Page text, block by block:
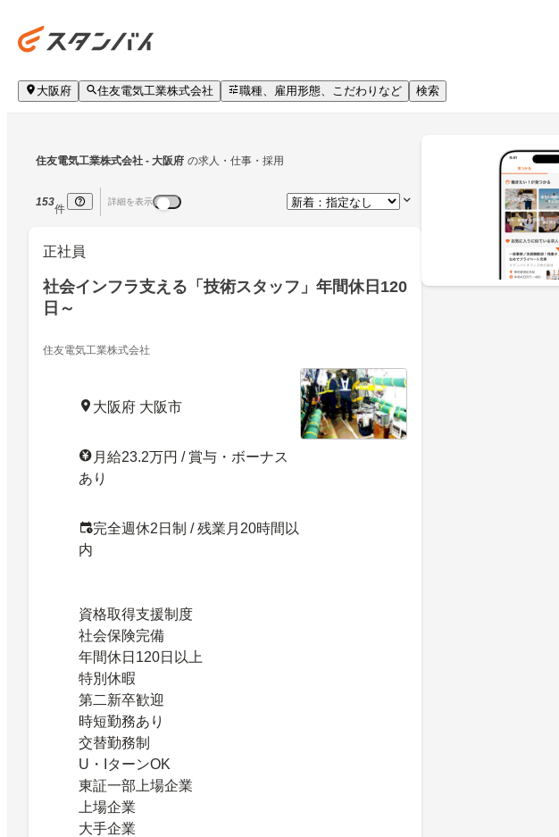
大阪府 住友電気工業株式会社 職種、雇用形態、こだわりなど 検索
住友電気工業株式会社 - 大阪府 の求人・仕事・採用
153
件
詳細を表示
正社員
社会インフラ支える「技術スタッフ」年間休日120
日～
住友電気工業株式会社
大阪府 大阪市
月給23.2万円 / 賞与・ボーナス
あり
完全週休2日制 / 残業月20時間以
内
資格取得支援制度
社会保険完備
年間休日120日以上
特別休暇
第二新卒歓迎
時短勤務あり
交替勤務制
U・IターンOK
東証一部上場企業
上場企業
大手企業